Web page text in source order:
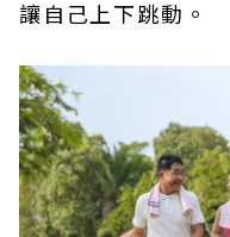
讓自己上下跳動。